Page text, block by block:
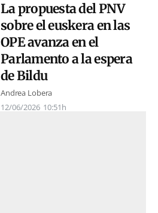
La propuesta del PNV
sobre el euskera en las
OPE avanza en el
Parlamento a la espera
de Bildu
Andrea Lobera
12/06/2026 10:51h